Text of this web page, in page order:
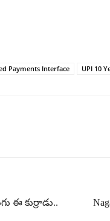
Payments Interface UPI 10
ఈ కుర్రాడు..